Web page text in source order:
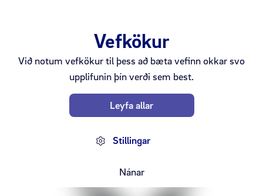
Tengdar vörur
Vefkökur
Við notum vefkökur til þess að bæta vefinn okkar svo
upplifunin þín verði sem best.
Leyfa allar
Stillingar
Nánar